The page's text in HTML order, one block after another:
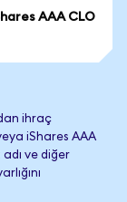
AAA CLO
ihraç
iShares AAA
ve diğer